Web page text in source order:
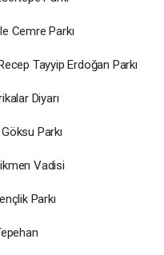
Cemre Parkı
Tayyip Erdoğan Parkı
Diyarı
Parkı
Vadisi
Parkı